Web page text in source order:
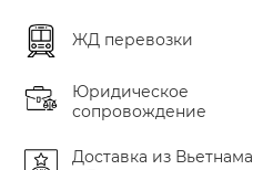
ЖД перевозки
Юридическое
сопровождение
Доставка из Вьетнама